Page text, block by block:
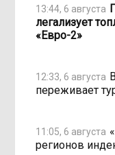
13:44, 6 августа
легализует
«Евро-2»
12:33, 6 августа
переживает
11:05, 6 августа
регионов